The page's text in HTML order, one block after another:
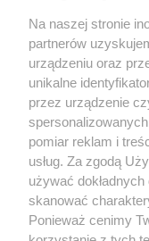
Na naszej stronie
partnerów
urządzeniu oraz
unikalne
przez urządzenie
pomiar reklam i
usług. Za zgodą
używać
skanować
Ponieważ cenimy